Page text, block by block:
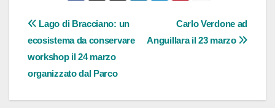
Navigazione
articoli
Carlo Verdone ad
Anguillara il 23 marzo
Lago di Bracciano: un
ecosistema da conservare
workshop il 24 marzo
organizzato dal Parco